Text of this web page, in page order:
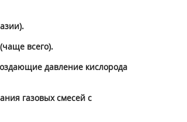
всего).
давление кислорода
газовых смесей с